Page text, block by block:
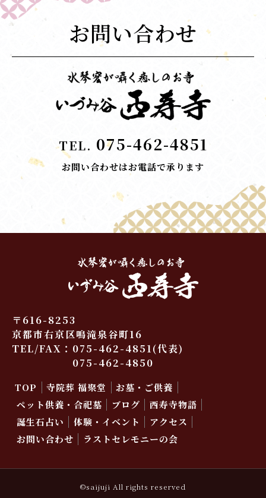
お問い合わせ
TEL. 075-462-4851
お問い合わせはお電話で承ります
〒616-8253
京都市右京区鳴滝泉谷町16
TEL/FAX： 075-462-4851(代表)
075-462-4850
TOP 寺院葬 福聚堂
お墓・ご供養
ペット供養・合祀墓
ブログ
西寿寺物語
誕生石占い
体験・イベント
アクセス
お問い合わせ
ラストセレモニーの会
©saijuji All rights reserved